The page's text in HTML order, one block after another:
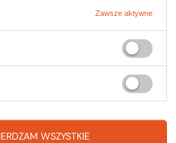
Zawsze aktywne
WSZYSTKIE